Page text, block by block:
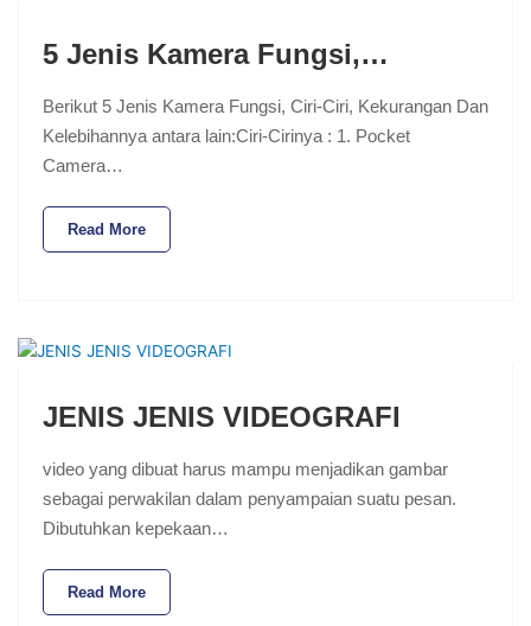
5 Jenis Kamera Fungsi,…
Berikut 5 Jenis Kamera Fungsi, Ciri-Ciri, Kekurangan Dan
Kelebihannya antara lain:Ciri-Cirinya : 1. Pocket
Camera…
Read More
JENIS JENIS VIDEOGRAFI
video yang dibuat harus mampu menjadikan gambar
sebagai perwakilan dalam penyampaian suatu pesan.
Dibutuhkan kepekaan…
Read More